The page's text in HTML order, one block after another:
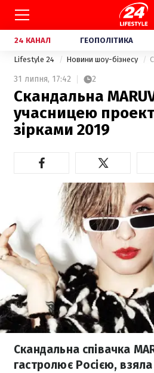
24 КАНАЛ ГЕОПОЛІТИКА
Lifestyle 24 Новини шоу-бізнесу
31 липня, 17:42 2
Скандальна
учасницею
зірками 2019
Скандальна співачка
гастролює Росією,